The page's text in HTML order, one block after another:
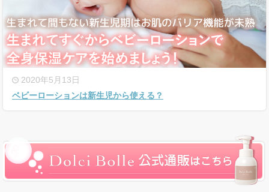
2020年5月13日
ベビーローションは新生児から使える？